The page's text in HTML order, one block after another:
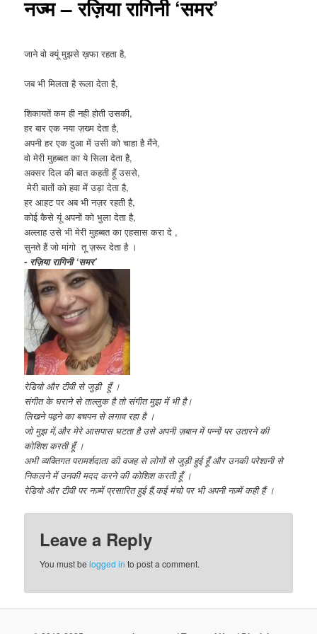
नज्म – रज़िया रागिनी ‘समर’
जाने वो क्यूं मुझसे ख़फा रहता है,
जब भी मिलता है रूला देता है,
शिकायतें कम ही नही होती उसकी,
हर बार एक नया ज़ख्म देता है,
अपनी हर एक दुआ में उसी को चाहा है मैंने,
वो मेरी मुहब्बत का ये सिला देता है,
अक्सर दिल की बात कहती हूँ उससे,
मेरी बातों को हवा में उड़ा देता है,
हर आहट पर अब भी नज़र रहती है,
कोई कैसे यूं अपनों को भुला देता है,
अल्लाह उसे भी मेरी मुहब्बत का एहसास करा दे ,
सुनते हैं जो मांगो तू ज़रूर देता है ।
- रज़िया रागिनी ‘समर’
रेडियो और टीवी से जुड़ी हूँ ।
संगीत के घराने से ताल्लुक है तो संगीत मुझ में भी है।
लिखने पढ़ने का बचपन से लगाव रहा है ।
जो मुझ में,और मेरे आसपास घटता है उसे अपनी ज़बान में पन्नों पर उतारने की
कोशिश करती हूँ ।
अभी व्यक्तिगत परामर्शदाता की वजह से लोगों से जुड़ी हुई हूँ और उनकी परेशानी से
निकलने में उनकी मदद करने की कोशिश करती हूँ ।
रेडियो और टीवी पर नज़्में प्रसारित हुई हैं,कई मंचो पर भी अपनी नज़्में कही हैं ।
Leave a Reply
You must belogged in to post a comment.